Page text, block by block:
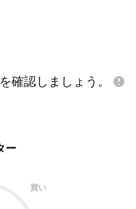
確認しましょう。
ー
買い